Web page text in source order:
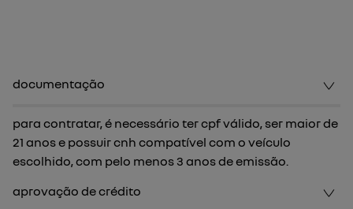
documentação
para contratar, é necessário ter cpf válido, ser maior de
21 anos e possuir cnh compatível com o veículo
escolhido, com pelo menos 3 anos de emissão.
aprovação de crédito